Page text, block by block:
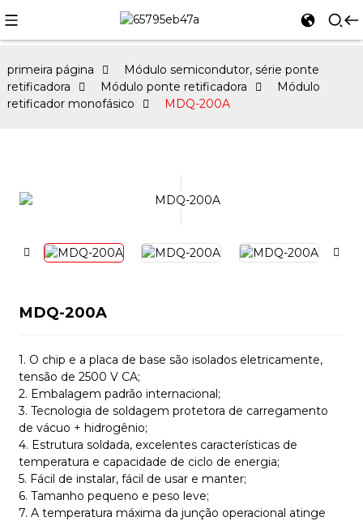
primeira página
Módulo semicondutor, série ponte
retificadora
Módulo ponte retificadora
Módulo
retificador monofásico
MDQ-200A
MDQ-200A
1. O chip e a placa de base são isolados eletricamente,
tensão de 2500 V CA;
2. Embalagem padrão internacional;
3. Tecnologia de soldagem protetora de carregamento
de vácuo + hidrogênio;
4. Estrutura soldada, excelentes características de
temperatura e capacidade de ciclo de energia;
5. Fácil de instalar, fácil de usar e manter;
6. Tamanho pequeno e peso leve;
7. A temperatura máxima da junção operacional atinge